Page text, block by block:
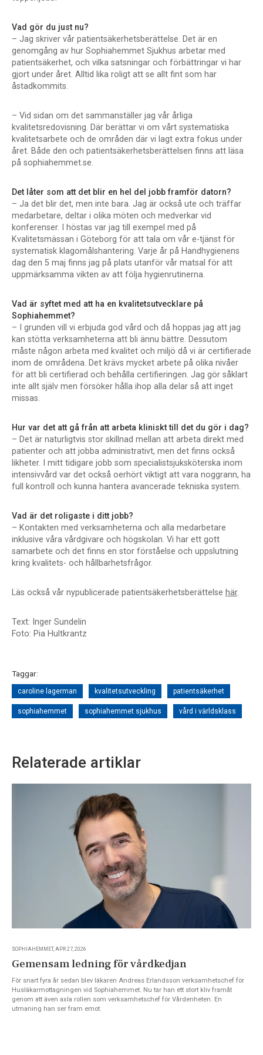
Vad gör du just nu?
– Jag skriver vår patientsäkerhetsberättelse. Det är en
genomgång av hur Sophiahemmet Sjukhus arbetar med
patientsäkerhet, och vilka satsningar och förbättringar vi har
gjort under året. Alltid lika roligt att se allt fint som har
åstadkommits.
– Vid sidan om det sammanställer jag vår årliga
kvalitetsredovisning. Där berättar vi om vårt systematiska
kvalitetsarbete och de områden där vi lagt extra fokus under
året. Både den och patientsäkerhetsberättelsen finns att läsa
på sophiahemmet.se.
Det låter som att det blir en hel del jobb framför datorn?
– Ja det blir det, men inte bara. Jag är också ute och träffar
medarbetare, deltar i olika möten och medverkar vid
konferenser. I höstas var jag till exempel med på
Kvalitetsmässan i Göteborg för att tala om vår e-tjänst för
systematisk klagomålshantering. Varje år på Handhygienens
dag den 5 maj finns jag på plats utanför vår matsal för att
uppmärksamma vikten av att följa hygienrutinerna.
Vad är syftet med att ha en kvalitetsutvecklare på
Sophiahemmet?
– I grunden vill vi erbjuda god vård och då hoppas jag att jag
kan stötta verksamheterna att bli ännu bättre. Dessutom
måste någon arbeta med kvalitet och miljö då vi är certifierade
inom de områdena. Det krävs mycket arbete på olika nivåer
för att bli certifierad och behålla certifieringen. Jag gör såklart
inte allt själv men försöker hålla ihop alla delar så att inget
missas.
Hur var det att gå från att arbeta kliniskt till det du gör i dag?
– Det är naturligtvis stor skillnad mellan att arbeta direkt med
patienter och att jobba administrativt, men det finns också
likheter. I mitt tidigare jobb som specialistsjuksköterska inom
intensivvård var det också oerhört viktigt att vara noggrann, ha
full kontroll och kunna hantera avancerade tekniska system.
Vad är det roligaste i ditt jobb?
– Kontakten med verksamheterna och alla medarbetare
inklusive våra vårdgivare och högskolan. Vi har ett gott
samarbete och det finns en stor förståelse och uppslutning
kring kvalitets- och hållbarhetsfrågor.
Läs också vår nypublicerade patientsäkerhetsberättelse här.
Text: Inger Sundelin
Foto: Pia Hultkrantz
Taggar:
caroline lagerman kvalitetsutveckling patientsäkerhet
sophiahemmet sophiahemmet sjukhus vård i världsklass
Relaterade artiklar
SOPHIAHEMMET, APR 27, 2026
Gemensam ledning för vårdkedjan
För snart fyra år sedan blev läkaren Andreas Erlandsson verksamhetschef för
Husläkarmottagningen vid Sophiahemmet. Nu tar han ett stort kliv framåt
genom att även axla rollen som verksamhetschef för Vårdenheten. En
utmaning han ser fram emot.